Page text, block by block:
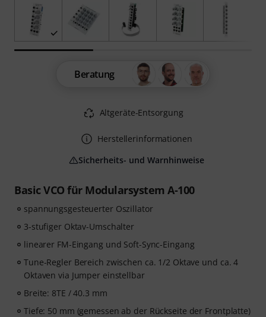
Basic VCO für Modularsystem A-100
spannungsgesteuerter Oszillator
3-stufiger Oktav-Umschalter
linearer FM-Eingang und Soft-Sync-Eingang
Tune-Regler Bereich zwischen ca. 1/2 Oktave und ca. 4
Oktaven via Jumper einstellbar
Breite: 8TE / 40.3 mm
Tiefe: 50 mm (gemessen ab der Rückseite der Frontplatte)
Beratung
Altgeräte-Entsorgung
Herstellerinformationen
Sicherheits- und Warnhinweise